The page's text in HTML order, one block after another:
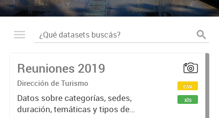
Reuniones 2019
Dirección de Turismo
Datos sobre categorías, sedes,
duración, temáticas y tipos de
csv
xls